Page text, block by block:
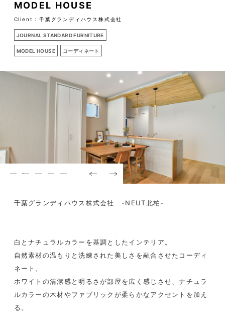
MODEL HOUSE
Client : 千葉グランディハウス株式会社
JOURNAL STANDARD FURNITURE
MODEL HOUSE コーディネート
千葉グランディハウス株式会社 -NEUT北柏-
白とナチュラルカラーを基調としたインテリア。
自然素材の温もりと洗練された美しさを融合させたコーディ
ネート。
ホワイトの清潔感と明るさが部屋を広く感じさせ、ナチュラ
ルカラーの木材やファブリックが柔らかなアクセントを加え
る。